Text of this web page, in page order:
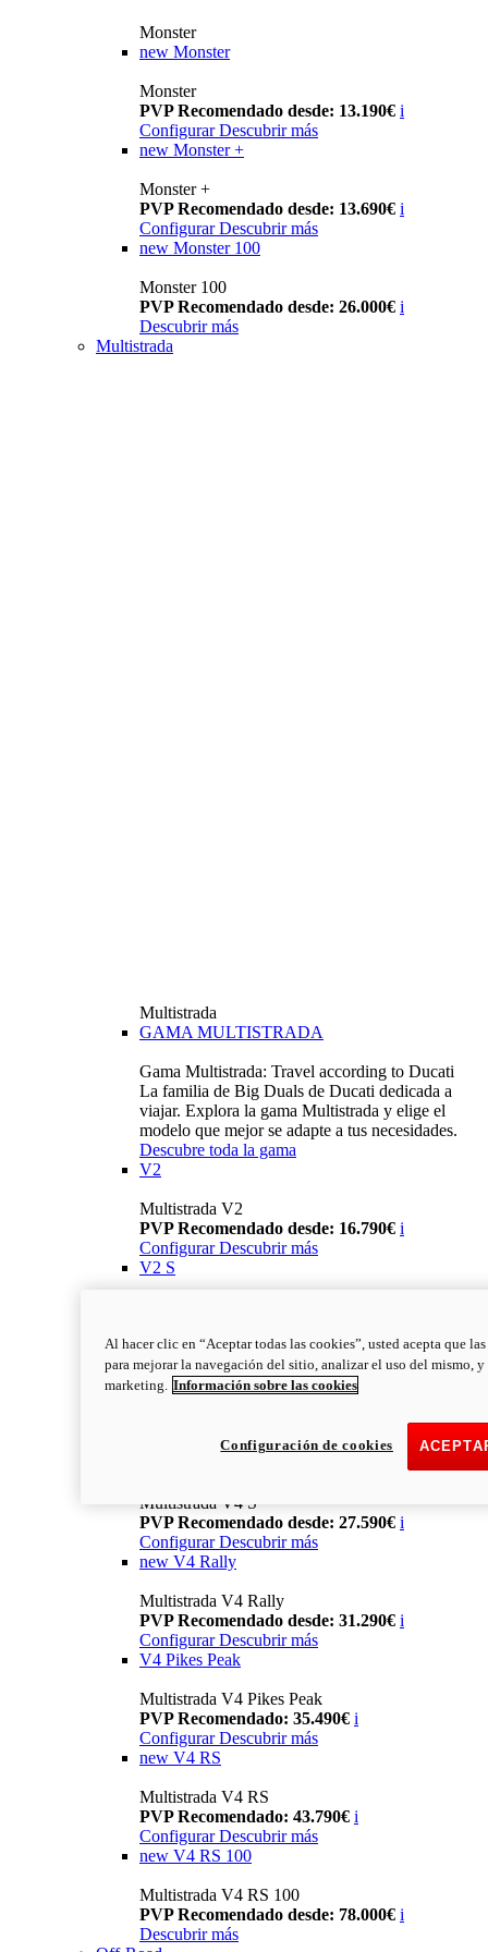
Monster
new Monster
Monster
PVP Recomendado desde: 13.190€ i
Configurar Descubrir más
new Monster +
Monster +
PVP Recomendado desde: 13.690€ i
Configurar Descubrir más
new Monster 100
Monster 100
PVP Recomendado desde: 26.000€ i
Descubrir más
Multistrada
Multistrada
GAMA MULTISTRADA
Gama Multistrada: Travel according to Ducati
La familia de Big Duals de Ducati dedicada a
viajar. Explora la gama Multistrada y elige el
modelo que mejor se adapte a tus necesidades.
Descubre toda la gama
V2
Multistrada V2
PVP Recomendado desde: 16.790€ i
Configurar Descubrir más
V2 S
Configurar Descubrir más
V4
Descubrir más
Multistrada V4 S
PVP Recomendado desde: 27.590€ i
Configurar Descubrir más
new V4 Rally
Multistrada V4 Rally
PVP Recomendado desde: 31.290€ i
Configurar Descubrir más
V4 Pikes Peak
Multistrada V4 Pikes Peak
PVP Recomendado: 35.490€ i
Configurar Descubrir más
new V4 RS
Multistrada V4 RS
PVP Recomendado: 43.790€ i
ConfigurarDescubrir más
new V4 RS 100
Multistrada V4 RS 100
PVP Recomendado desde: 78.000€ i
Descubrir más
Al hacer clic en “Aceptar todas las cookies”, usted acepta que
para mejorar la navegación del sitio, analizar el uso del mismo,
marketing. Información sobre las cookies
Configuración de cookies